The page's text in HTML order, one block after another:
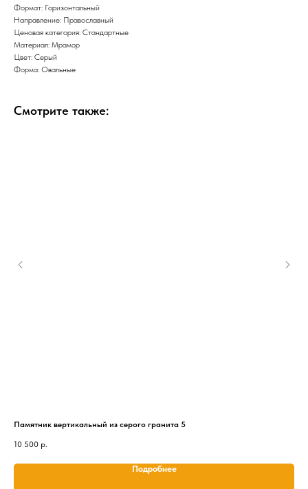
Формат: Горизонтальный
Направление: Православный
Ценовая категория: Стандартные
Материал: Мрамор
Цвет: Серый
Форма: Овальные
Смотрите также:
Памятник вертикальный из серого гранита 5
10 500 р.
Подробнее